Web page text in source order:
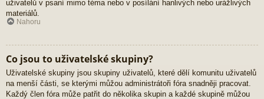
uživatelů v psaní mimo téma nebo v posílání hanlivých nebo urážlivých
materiálů.
Nahoru
Co jsou to uživatelské skupiny?
Uživatelské skupiny jsou skupiny uživatelů, které dělí komunitu uživatelů
na menší části, se kterými můžou administrátoři fóra snadněji pracovat.
Každý člen fóra může patřit do několika skupin a každé skupině můžou